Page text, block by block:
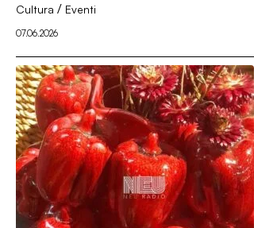
Cultura / Eventi
07.06.2026